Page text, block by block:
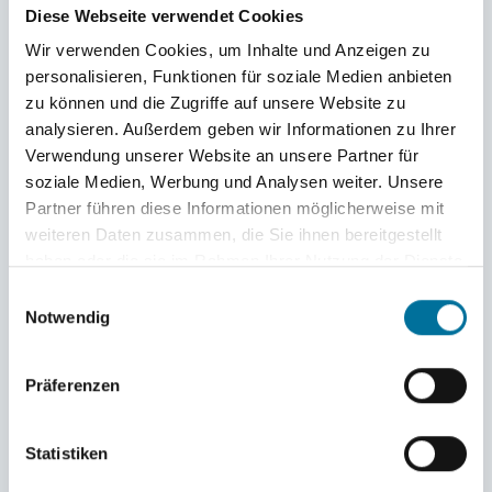
Diese Webseite verwendet Cookies
Wir verwenden Cookies, um Inhalte und Anzeigen zu
personalisieren, Funktionen für soziale Medien anbieten
zu können und die Zugriffe auf unsere Website zu
analysieren. Außerdem geben wir Informationen zu Ihrer
Verwendung unserer Website an unsere Partner für
soziale Medien, Werbung und Analysen weiter. Unsere
Partner führen diese Informationen möglicherweise mit
weiteren Daten zusammen, die Sie ihnen bereitgestellt
Notwendig
Präferenzen
Statistiken
gereist – nicht nur zu Land, sondern auch zu
Wasser. Die Lietz-Flotte hatte sich bereits am
Vortag auf den Weg gemacht, um pünktlich zum
Auslaufen der Gulden Leeuw in Wilhelmshaven
zu sein.
Ein letztes Mal nahmen die Schüler Abschied
von ihren Lieben, die sie erst im Mai nächsten
Jahres wiedersehen, gute Wünsche wechselten
die Besitzer, die letzten Umarmungen wurden
glitzerten in den Augen. Pünktlich um 11 Uhr